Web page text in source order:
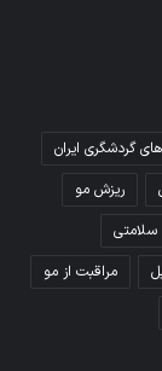
گردشگری ایران
ریزش مو
سلامتی
مراقبت از مو